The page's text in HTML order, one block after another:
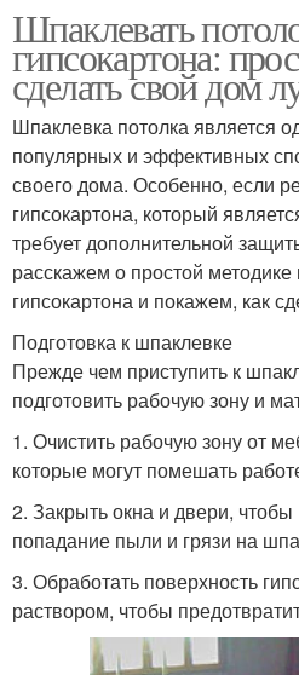
Шпаклевать
гипсокартона:
сделать свой дом
Шпаклевка потолка является
популярных и эффективных
своего дома. Особенно, если
гипсокартона, который
требует дополнительной
расскажем о простой
гипсокартона и покажем, как
Подготовка к шпаклевке
Прежде чем приступить к
подготовить рабочую зону и
1. Очистить рабочую зону от
которые могут помешать
2. Закрыть окна и двери, чтобы
попадание пыли и грязи на
3. Обработать поверхность
раствором, чтобы